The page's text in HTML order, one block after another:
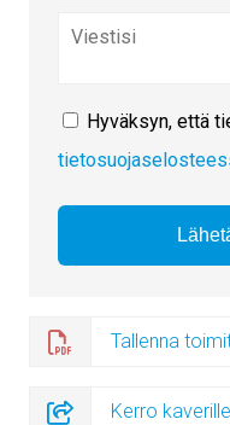
Hyväksyn, että
Tallenna
Kerro kaverille